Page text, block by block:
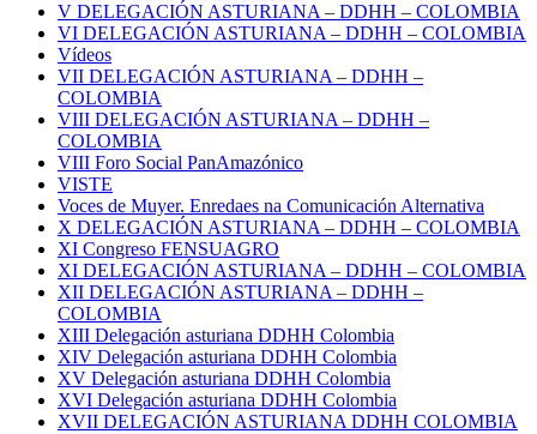
V DELEGACIÓN ASTURIANA – DDHH – COLOMBIA
VI DELEGACIÓN ASTURIANA – DDHH – COLOMBIA
Vídeos
VII DELEGACIÓN ASTURIANA – DDHH –
COLOMBIA
VIII DELEGACIÓN ASTURIANA – DDHH –
COLOMBIA
VIII Foro Social PanAmazónico
VISTE
Voces de Muyer. Enredaes na Comunicación Alternativa
X DELEGACIÓN ASTURIANA – DDHH – COLOMBIA
XI Congreso FENSUAGRO
XI DELEGACIÓN ASTURIANA – DDHH – COLOMBIA
XII DELEGACIÓN ASTURIANA – DDHH –
COLOMBIA
XIII Delegación asturiana DDHH Colombia
XIV Delegación asturiana DDHH Colombia
XV Delegación asturiana DDHH Colombia
XVI Delegación asturiana DDHH Colombia
XVII DELEGACIÓN ASTURIANA DDHH COLOMBIA